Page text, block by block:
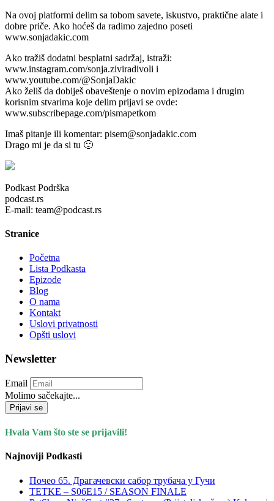
Na ovoj platformi delim sa tobom savete, iskustvo, praktične alate i
dobre priče. Ako hoćeš da radimo zajedno poseti
www.sonjadakic.com
Ako tražiš dodatni besplatni sadržaj, istraži:
www.instagram.com/sonja.ziviradivoli i
www.youtube.com/@SonjaDakic
Ako želiš da dobiješ obaveštenje o novim epizodama i drugim
korisnim stvarima koje delim prijavi se ovde:
www.subscribepage.com/pismapetkom
Imaš pitanje ili komentar: pisem@sonjadakic.com
Drago mi je da si tu 🙂
Podkast Podrška
podcast.rs
E-mail: team@podcast.rs
Stranice
Početna
Lista Podkasta
Epizode
Blog
O nama
Kontakt
Uslovi privatnosti
Opšti uslovi
Newsletter
Email
Molimo sačekajte...
Prijavi se
Hvala Vam što ste se prijavili!
Najnoviji Podkasti
Почео 65. Драгачевски сабор трубача у Гучи
TETKE – S06E15 / SEASON FINALE